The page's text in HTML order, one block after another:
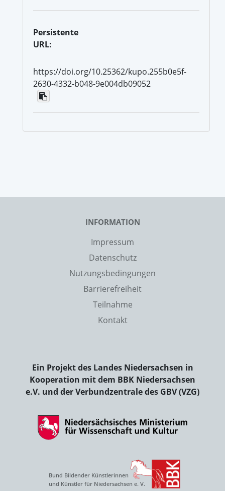
Persistente
URL:
https://doi.org/10.25362/kupo.255b0e5f-
2630-4332-b048-9e004db09052
INFORMATION
Impressum
Datenschutz
Nutzungsbedingungen
Barrierefreiheit
Teilnahme
Kontakt
Ein Projekt des Landes Niedersachsen in
Kooperation mit dem BBK Niedersachsen
e.V. und der Verbundzentrale des GBV (VZG)
Bund Bildender Künstlerinnen
und Künstler für Niedersachsen e. V.